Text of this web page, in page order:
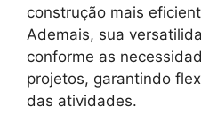
construção mais
Ademais, sua
conforme as
projetos, garantindo
das atividades.